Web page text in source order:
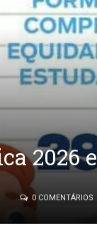
2026
0 COMENTÁRIOS